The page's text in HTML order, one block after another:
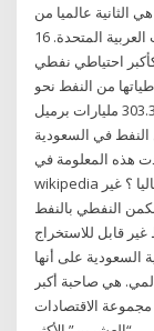
عالميا من
حيث إنتاج النفط والاحتياطي، فمن هي الأولى الإمارات العربية المتحدة. 16
كأكبر احتياطي نفطي
من النفط نحو
في السعودية
هذه المعلومة في
wikipedia هل هذه تقديرات فقط ام يتم استخراج هذا النفط حاليا ؟ غير
النفطي بالنفط
قابل للاستخراج
السعودية على أنها
هي صاحبة أكبر
الاقتصادات